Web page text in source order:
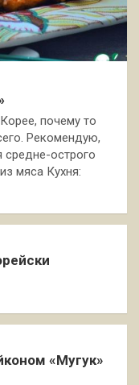
почему то
Рекомендую,
средне-острого
мяса Кухня:
«Мугук»